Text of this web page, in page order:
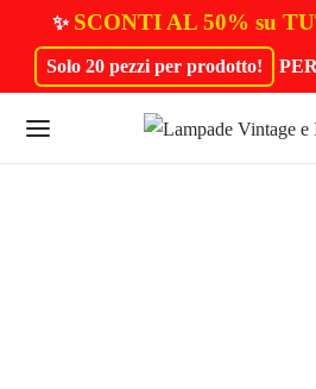
✨ SCONTI AL 50% su
Solo 20 pezzi per prodotto!